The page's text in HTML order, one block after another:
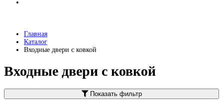
Главная
Каталог
Входные двери с ковкой
Входные двери с ковкой
Показать фильтр